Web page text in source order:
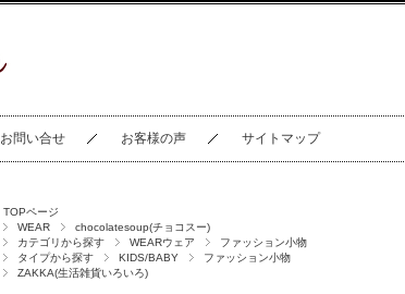
お問い合せ お客様の声 サイトマップ
TOPページ
WEAR
chocolatesoup(チョコスー)
カテゴリから探す
WEARウェア
ファッション小物
タイプから探す
KIDS/BABY
ファッション小物
ZAKKA(生活雑貨いろいろ)